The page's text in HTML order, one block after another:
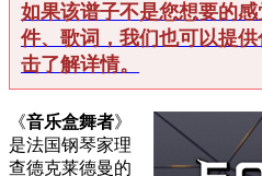
如果该谱子不是您想要的
件、歌词，我们也可以提
击了解详情。
《音乐盒舞者》
是法国钢琴家理
查德克莱德曼的